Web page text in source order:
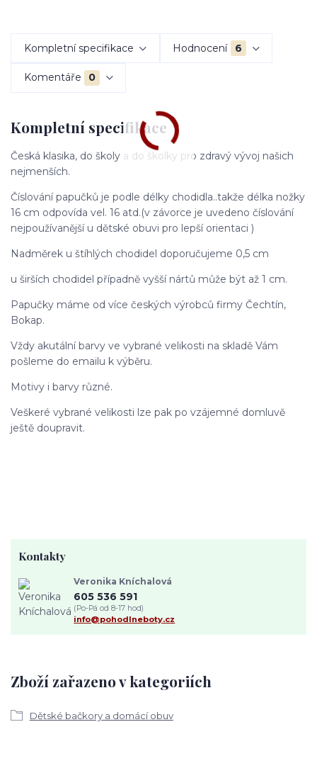
Kompletní specifikace Hodnocení 6
Komentáře 0
Kompletní specifikace
Česká klasika, do školy a do školky pro zdravý vývoj našich
nejmenších.
Číslování papučků je podle délky chodidla..takže délka nožky
16 cm odpovída vel. 16 atd.(v závorce je uvedeno číslování
nejpoužívanější u dětské obuvi pro lepší orientaci )
Nadměrek u štíhlých chodidel doporučujeme 0,5 cm
u širších chodidel případně vyšší nártů může být až 1 cm.
Papučky máme od více českých výrobců firmy Čechtín,
Bokap.
Vždy akutální barvy ve vybrané velikosti na skladě Vám
pošleme do emailu k výběru.
Motivy i barvy různé.
Veškeré vybrané velikosti lze pak po vzájemné domluvě
ještě doupravit.
Zboží zařazeno v kategoriích
Dětské bačkory a domácí obuv
Kontakty
Veronika Kníchalová
605 536 591
(Po-Pá od 8-17 hod)
info@pohodlneboty.cz